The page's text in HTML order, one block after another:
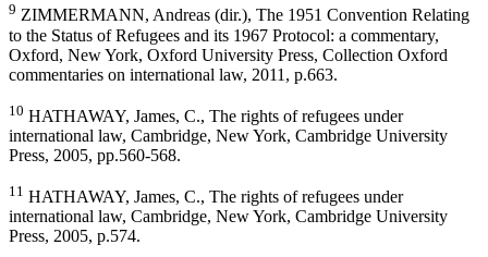
9 ZIMMERMANN, Andreas (dir.), The 1951 Convention Relating
to the Status of Refugees and its 1967 Protocol: a commentary,
Oxford, New York, Oxford University Press, Collection Oxford
commentaries on international law, 2011, p.663.
10 HATHAWAY, James, C., The rights of refugees under
international law, Cambridge, New York, Cambridge University
Press, 2005, pp.560-568.
11 HATHAWAY, James, C., The rights of refugees under
international law, Cambridge, New York, Cambridge University
Press, 2005, p.574.